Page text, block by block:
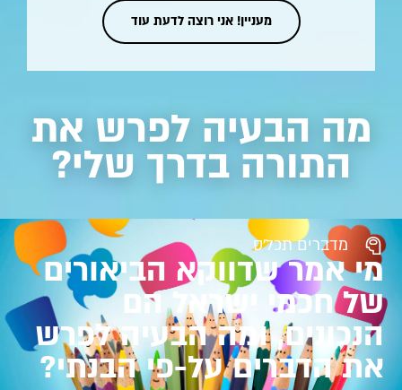
מעניין! אני רוצה לדעת עוד
מה הבעיה לפרש את
התורה בדרך שלי?
מדברים תכל'ס
מי אמר שדווקא הביאורים
של חכמי ישראל הם
הנכונים, ומה הבעיה לפרש
את הדברים על-פי הבנתי?